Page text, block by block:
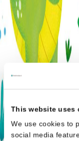
This website uses
We use cookies to
social media